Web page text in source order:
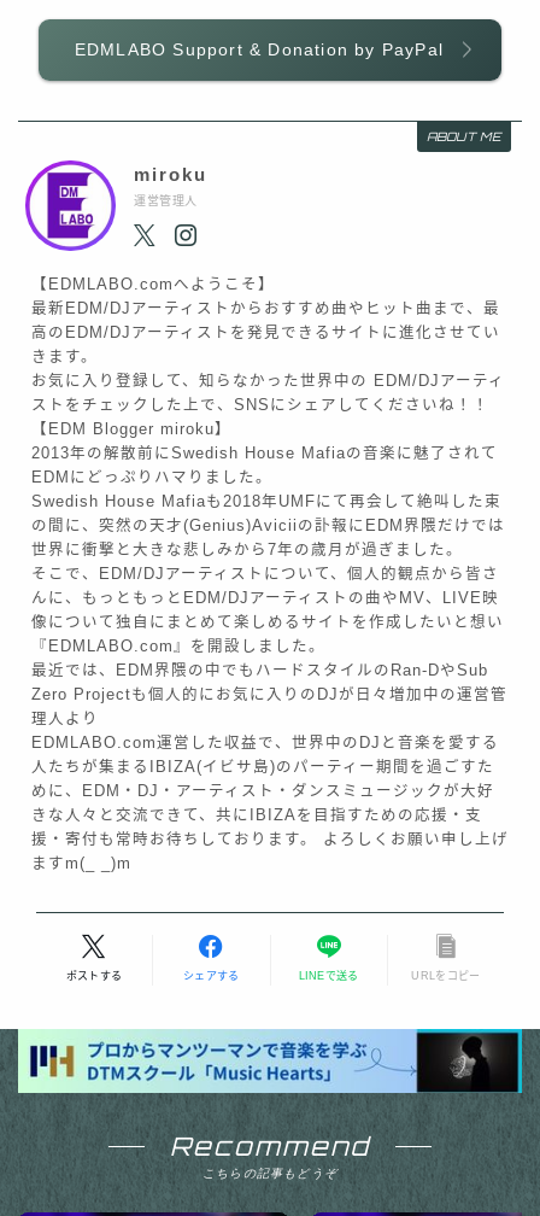
Follow Me
EDMLABO Support & Donation by PayPal
ABOUT ME
miroku
運営管理人
【EDMLABO.comへようこそ】
最新EDM/DJアーティストからおすすめ曲やヒット曲まで、最
高のEDM/DJアーティストを発見できるサイトに進化させてい
きます。
お気に入り登録して、知らなかった世界中の EDM/DJアーティ
ストをチェックした上で、SNSにシェアしてくださいね！！
【EDM Blogger miroku】
2013年の解散前にSwedish House Mafiaの音楽に魅了されて
EDMにどっぷりハマりました。
Swedish House Mafiaも2018年UMFにて再会して絶叫した束
の間に、突然の天才(Genius)Aviciiの訃報にEDM界隈だけでは
世界に衝撃と大きな悲しみから7年の歳月が過ぎました。
そこで、EDM/DJアーティストについて、個人的観点から皆さ
んに、もっともっとEDM/DJアーティストの曲やMV、LIVE映
像について独自にまとめて楽しめるサイトを作成したいと想い
『EDMLABO.com』を開設しました。
最近では、EDM界隈の中でもハードスタイルのRan-DやSub
Zero Projectも個人的にお気に入りのDJが日々増加中の運営管
理人より
EDMLABO.com運営した収益で、世界中のDJと音楽を愛する
人たちが集まるIBIZA(イビサ島)のパーティー期間を過ごすた
めに、EDM・DJ・アーティスト・ダンスミュージックが大好
きな人々と交流できて、共にIBIZAを目指すための応援・支
援・寄付も常時お待ちしております。 よろしくお願い申し上げ
ますm(_ _)m
ポストする シェアする LINEで送る URLをコピー
Recommend
こちらの記事もどうぞ